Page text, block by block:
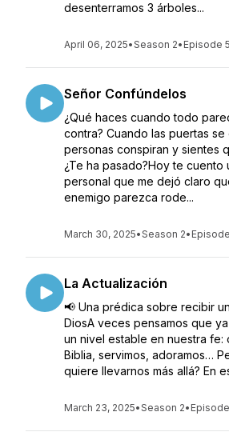
desenterramos 3 árboles...
April 06, 2025•Season 2• Episode
Señor Confúndelos
¿Qué haces cuando todo
contra? Cuando las puertas se
personas conspiran y sientes
¿Te ha pasado?Hoy te cuento
personal que me dejó claro
enemigo parezca rode...
March 30, 2025•Season 2•
La Actualización
📢 Una prédica sobre recibir
DiosA veces pensamos que
un nivel estable en nuestra fe:
Biblia, servimos, adoramos…
quiere llevarnos más allá? En
March 23, 2025•Season 2•